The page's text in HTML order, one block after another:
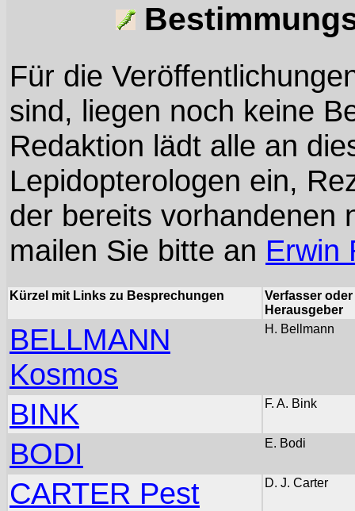
Für die
sind, liegen noch keine
Redaktion lädt alle an
Lepidopterologen ein,
der bereits vorhandenen
mailen Sie bitte an Erwin
Kürzel mit Links zu Besprechungen
Verfasser oder
Herausgeber
BELLMANN
Kosmos
H. Bellmann
BINK F. A. Bink
BODI E. Bodi
CARTER Pest D. J. Carter